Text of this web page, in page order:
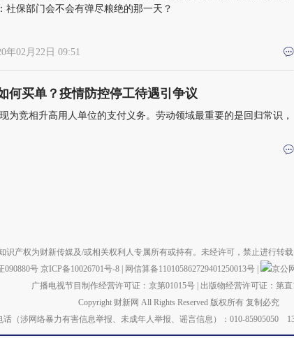
社保部门会不会有弹尽粮绝的那一天？
年02月22日 09:51
何买单？疫情防控停工待遇引争议
为竞相升高用人单位的支付义务。劳动领域最重要的是回归常识，
识产权为财新传媒及/或相关权利人专属所有或持有。未经许可，禁止进行转
090880号 京ICP备10026701号-8 网信算备110105862729401250013号
京公
广播电视节目制作经营许可证：京第01015号 出版物经营许可证：第直
Copyright 财新网 All Rights Reserved 版权所有 复制必究
（涉网络暴力有害信息举报、未成年人举报、谣言信息）：010-85905050